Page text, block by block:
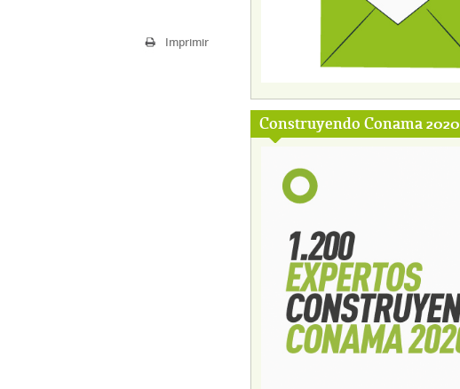
Construyendo Conama 2020
Imprimir